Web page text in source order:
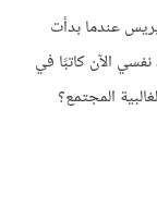
عندما بدأت
الآن كاتبًا في
المجتمع؟